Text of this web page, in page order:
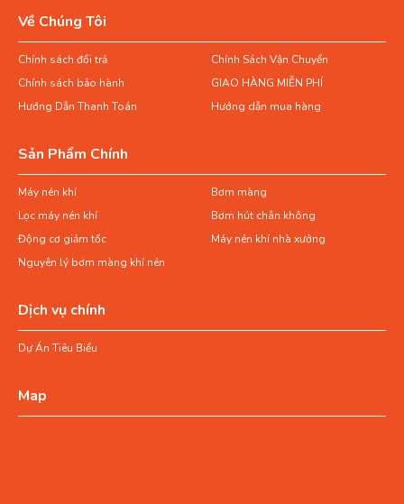
Về Chúng Tôi
Chính sách đổi trả
Chính Sách Vận Chuyển
Chính sách bảo hành
GIAO HÀNG MIỄN PHÍ
Hướng Dẫn Thanh Toán
Hướng dẫn mua hàng
Sản Phẩm Chính
Máy nén khí
Bơm màng
Lọc máy nén khí
Bơm hút chân không
Động cơ giảm tốc
Máy nén khí nhà xưởng
Nguyên lý bơm màng khí nén
Dịch vụ chính
Dự Án Tiêu Biểu
Map